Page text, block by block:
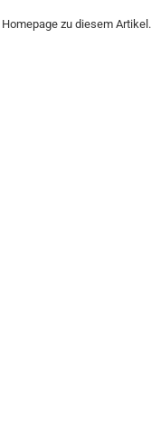
Homepage zu diesem Artikel.